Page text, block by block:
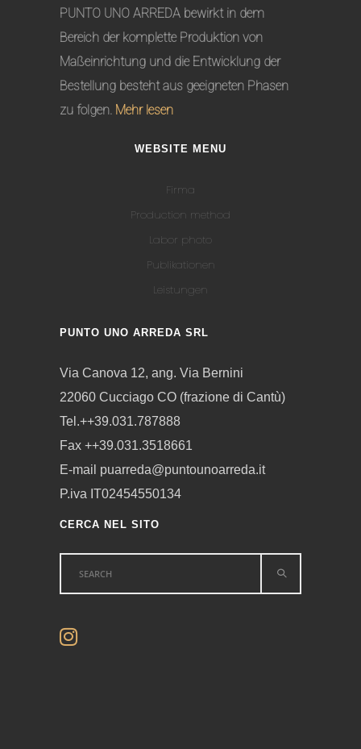
PUNTO UNO ARREDA bewirkt in dem
Bereich der komplette Produktion von
Maßeinrichtung und die Entwicklung der
Bestellung besteht aus geeigneten Phasen
zu folgen. Mehr lesen
WEBSITE MENU
Firma
Production method
Labor photo
Publikationen
Leistungen
PUNTO UNO ARREDA SRL
Via Canova 12, ang. Via Bernini
22060 Cucciago CO (frazione di Cantù)
Tel.++39.031.787888
Fax ++39.031.3518661
E-mail puarreda@puntounoarreda.it
P.iva IT02454550134
CERCA NEL SITO